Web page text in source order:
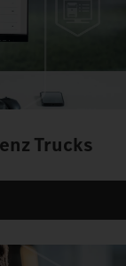
Trucks